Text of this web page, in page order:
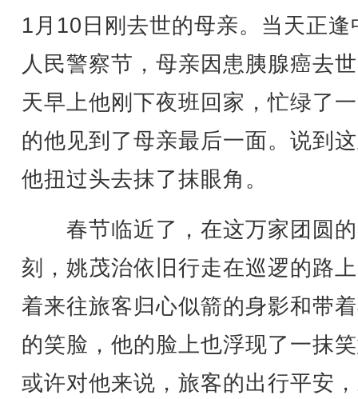
1月10日刚去世的母亲。当天正逢
人民警察节，母亲因患胰腺癌去
天早上他刚下夜班回家，忙绿了
的他见到了母亲最后一面。说到
他扭过头去抹了抹眼角。
春节临近了，在这万家团圆
刻，姚茂治依旧行走在巡逻的路
着来往旅客归心似箭的身影和带
的笑脸，他的脸上也浮现了一抹
或许对他来说，旅客的出行平安